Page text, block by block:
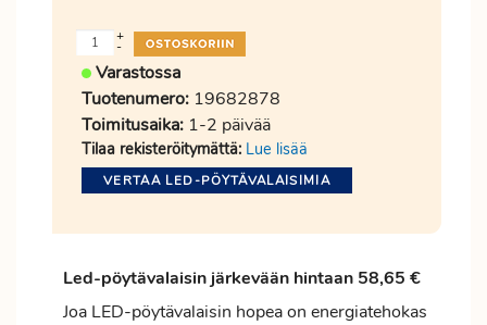
-
+
Varastossa
Tuotenumero: 19682878
Toimitusaika: 1-2 päivää
Tilaa rekisteröitymättä: Lue lisää
VERTAA LED-PÖYTÄVALAISIMIA
Led-pöytävalaisin järkevään hintaan 58,65 €
Joa LED-pöytävalaisin hopea on energiatehokas